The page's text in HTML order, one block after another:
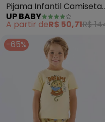
Pijama Infantil Camiseta
e Bermuda (Branco)
UP BABY
A partir deR$ 50,71R$
-65%